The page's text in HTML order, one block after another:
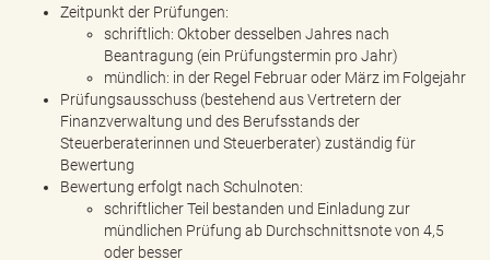
Zeitpunkt der Prüfungen:
schriftlich: Oktober desselben Jahres nach
Beantragung (ein Prüfungstermin pro Jahr)
mündlich: in der Regel Februar oder März im Folgejahr
Prüfungsausschuss (bestehend aus Vertretern der
Finanzverwaltung und des Berufsstands der
Steuerberaterinnen und Steuerberater) zuständig für
Bewertung
Bewertung erfolgt nach Schulnoten:
schriftlicher Teil bestanden und Einladung zur
mündlichen Prüfung ab Durchschnittsnote von 4,5
oder besser